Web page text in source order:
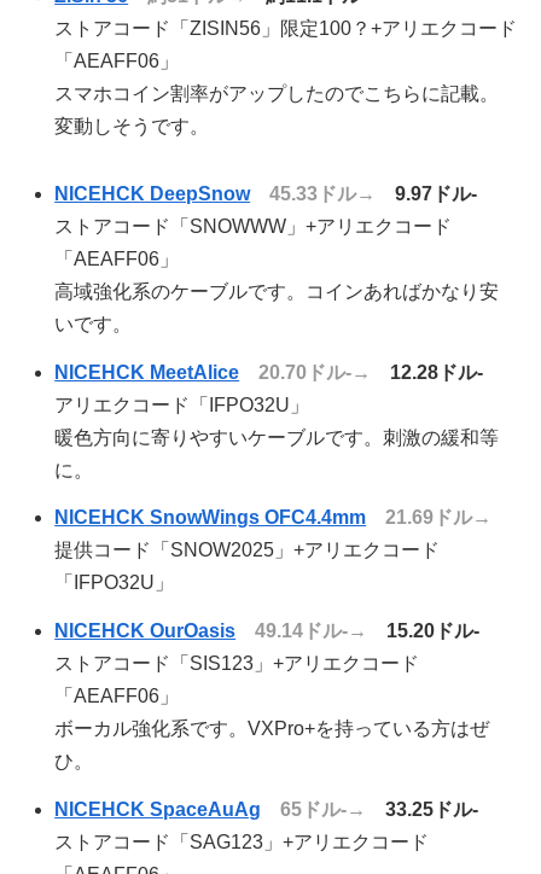
ストアコード「ZISIN56」限定100？+アリエクコード
「AEAFF06」
スマホコイン割率がアップしたのでこちらに記載。
変動しそうです。
NICEHCK DeepSnow 45.33ドル→
9.97ドル-
ストアコード「SNOWWW」+アリエクコード
「AEAFF06」
高域強化系のケーブルです。コインあればかなり安
いです。
NICEHCK MeetAlice 20.70ドル-→
12.28ドル-
アリエクコード「IFPO32U」
暖色方向に寄りやすいケーブルです。刺激の緩和等
に。
NICEHCK SnowWings OFC4.4mm
21.69ドル→
提供コード「SNOW2025」+アリエクコード
「IFPO32U」
NICEHCK OurOasis 49.14ドル-→
15.20ドル-
ストアコード「SIS123」+アリエクコード
「AEAFF06」
ボーカル強化系です。VXPro+を持っている方はぜ
ひ。
NICEHCK SpaceAuAg 65ドル-→
33.25ドル-
ストアコード「SAG123」+アリエクコード